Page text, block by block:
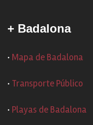
+ Badalona
· Mapa de Badalona
· Transporte Público
· Playas de Badalona